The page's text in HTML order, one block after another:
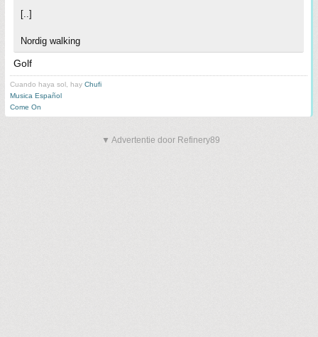
[..]
Nordig walking
Golf
Cuando haya sol, hay Chufi
Musica Español
Come On
▼ Advertentie door Refinery89